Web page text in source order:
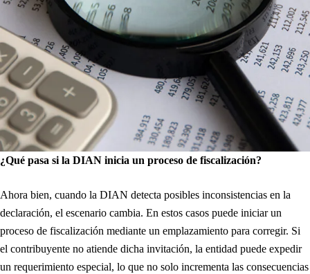
¿Qué pasa si la DIAN inicia un proceso de fiscalización?
Ahora bien, cuando la DIAN detecta posibles inconsistencias en la
declaración, el escenario cambia. En estos casos puede iniciar un
proceso de fiscalización mediante un emplazamiento para corregir. Si
el contribuyente no atiende dicha invitación, la entidad puede expedir
un requerimiento especial, lo que no solo incrementa las consecuencias